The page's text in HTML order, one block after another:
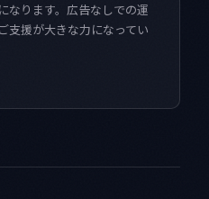
なります。広告なしでの運
支援が大きな力になってい